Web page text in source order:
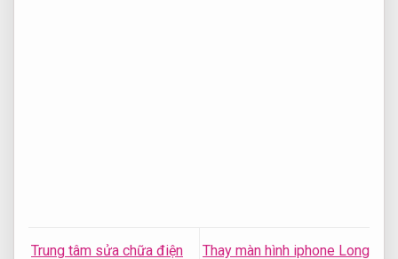
Trung tâm sửa chữa điện Thay màn hình iphone Long